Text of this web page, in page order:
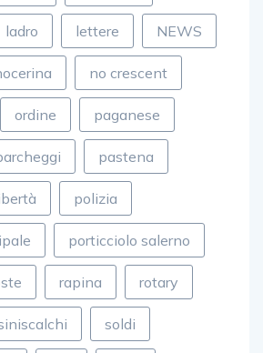
ladro lettere NEWS
no crescent
ordine paganese
pastena
polizia
porticciolo salerno
rapina rotary
soldi